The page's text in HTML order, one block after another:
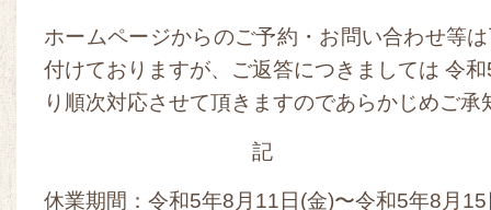
ホームページからのご予約・お問い合わせ等
付けておりますが、ご返答につきましては 令
り順次対応させて頂きますのであらかじめご承
記
休業期間：令和5年8月11日(金)〜令和5年8月15